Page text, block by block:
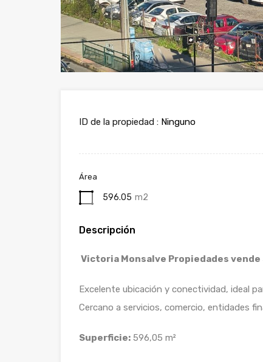
ID de la propiedad : Ninguno
Área
596.05 m2
Descripción
Victoria Monsalve Propiedades
Excelente ubicación y conectividad, ideal
Cercano a servicios, comercio, entidades
Superficie: 596,05 m²